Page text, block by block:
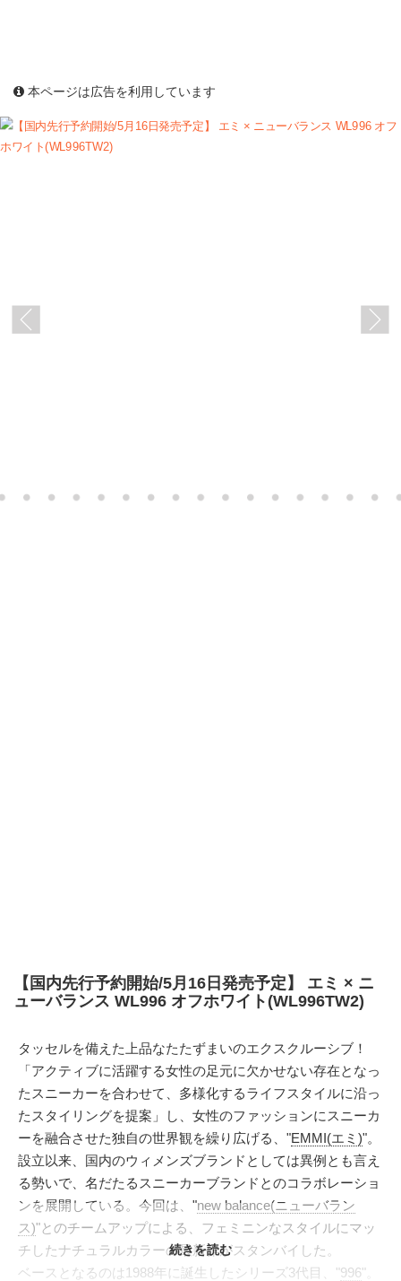
本ページは広告を利用しています
【国内先行予約開始/5月16日発売予定】 エミ × ニ
ューバランス WL996 オフホワイト(WL996TW2)
タッセルを備えた上品なたたずまいのエクスクルーシブ！
「アクティブに活躍する女性の足元に欠かせない存在となっ
たスニーカーを合わせて、多様化するライフスタイルに沿っ
たスタイリングを提案」し、女性のファッションにスニーカ
ーを融合させた独自の世界観を繰り広げる、"EMMI(エミ)"。
設立以来、国内のウィメンズブランドとしては異例とも言え
る勢いで、名だたるスニーカーブランドとのコラボレーショ
ンを展開している。今回は、"new balance(ニューバラン
ス)"とのチームアップによる、フェミニンなスタイルにマッ
チしたナチュラルカラーの最新作がスタンバイした。
ベースとなるのは1988年に誕生したシリーズ3代目、"996"。
続きを読む